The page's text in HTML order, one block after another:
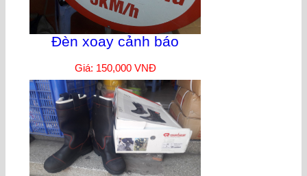
Đèn xoay cảnh báo
Giá: 150,000 VNĐ